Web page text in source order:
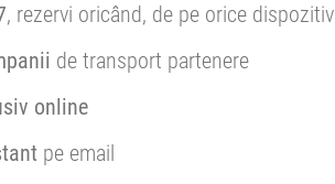
, rezervi oricând, de pe orice dispozitiv
de transport partenere
online
pe email